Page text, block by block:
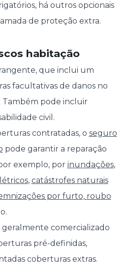
há outros opcionais
de proteção extra.
habitação
que inclui um
facultativas de danos no
Também pode incluir
civil.
contratadas, o seguro
pode garantir a reparação
exemplo, por inundações,
, catástrofes naturais
por furto, roubo
geralmente comercializado
pré-definidas,
coberturas extras.